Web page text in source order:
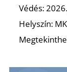
Védés:
Helyszín: